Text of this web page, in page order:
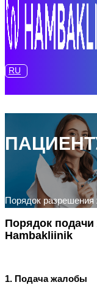
RU
Порядок разрешения
Порядок
Hambakliinik
1. Подача жалобы